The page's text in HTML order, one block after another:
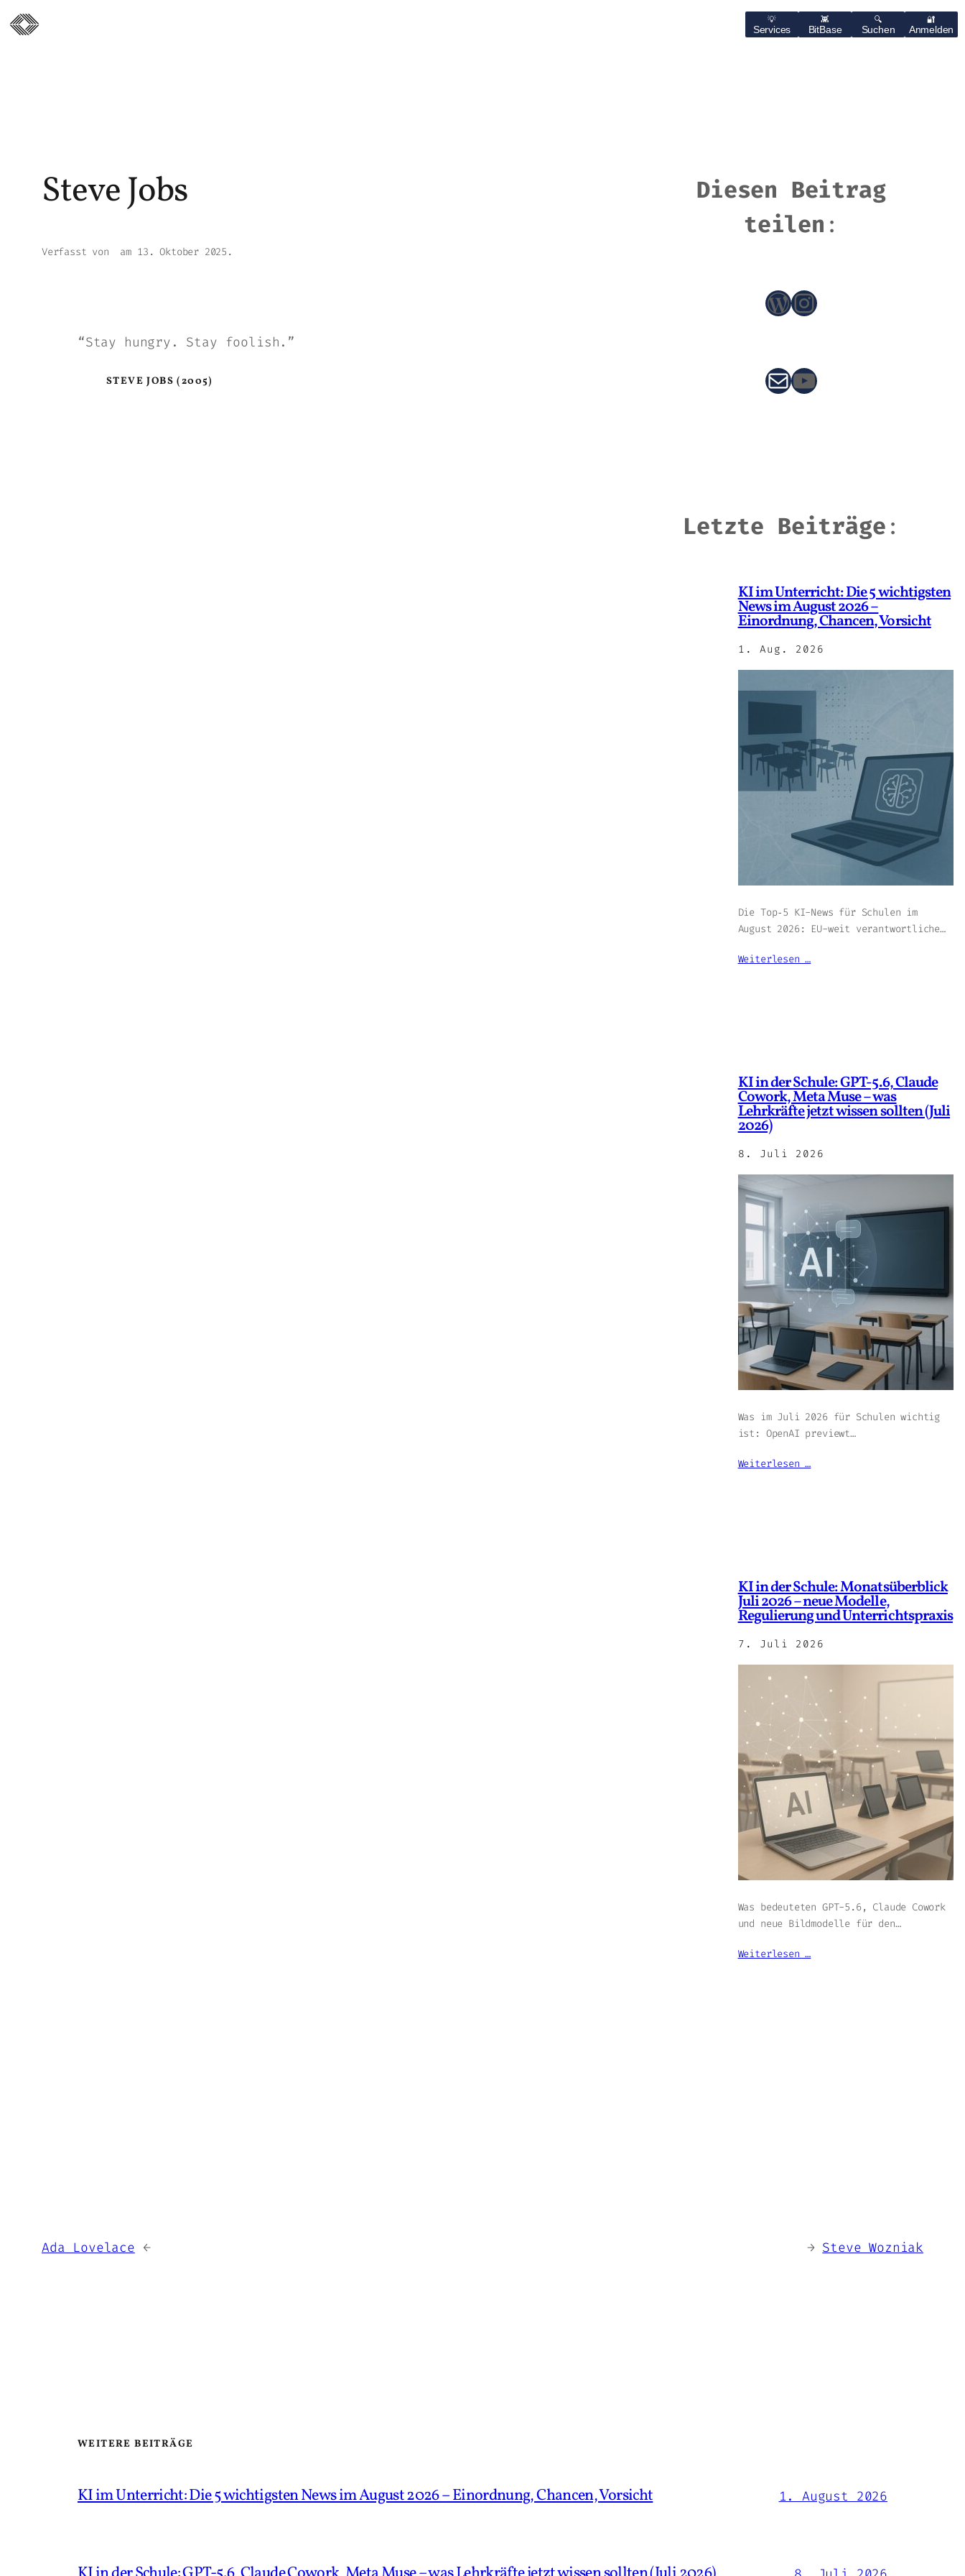
Services BitBase Suchen Anmelden
Steve Jobs
Verfasst von am 13. Oktober 2025 .
“Stay hungry. Stay foolish.”
STEVE JOBS (2005)
Diesen Beitrag
teilen :
WordPress Instagram
E-Mail YouTube
Letzte Beiträge:
KI im Unterricht: Die 5 wichtigsten
News im August 2026 –
Einordnung, Chancen, Vorsicht
1. Aug. 2026
Die Top‑5 KI-News für Schulen im
August 2026: EU-weit verantwortliche…
Weiterlesen …
KI in der Schule: GPT-5.6, Claude
Cowork, Meta Muse – was
Lehrkräfte jetzt wissen sollten (Juli
2026)
8. Juli 2026
Was im Juli 2026 für Schulen wichtig
ist: OpenAI previewt…
Weiterlesen …
KI in der Schule: Monatsüberblick
Juli 2026 – neue Modelle,
Regulierung und Unterrichtspraxis
7. Juli 2026
Was bedeuteten GPT-5.6, Claude Cowork
und neue Bildmodelle für den…
Weiterlesen …
Ada Lovelace → ← Steve Wozniak
WEITERE BEITRÄGE
KI im Unterricht: Die 5 wichtigsten News im August 2026 – Einordnung, Chancen, Vorsicht 1. August 2026